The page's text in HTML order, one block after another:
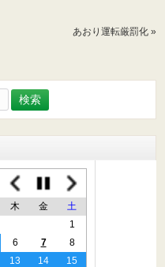
あおり運転厳罰化»
木 金
土
1
6 7
8
13 14
15